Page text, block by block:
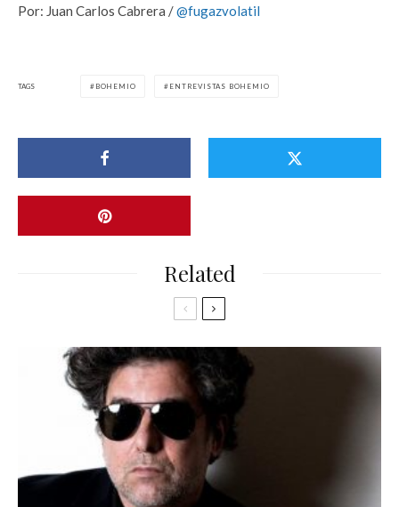
Por: Juan Carlos Cabrera /@fugazvolatil
TAGS BOHEMIO ENTREVISTAS BOHEMIO
Related